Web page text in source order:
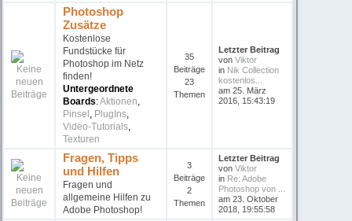
Photoshop
Zusätze
Kostenlose
Fundstücke für
Photoshop im Netz
finden!
Untergeordnete
Boards:Aktionen,
Pinsel , PlugIns,
Video-Tutorials,
Texturen
35
Beiträge
23
Themen
Letzter Beitrag
vonViktor
in Nik Collection
kostenlos...
am 25. März
2016, 15:43:19
Fragen, Tipps
und Hilfen
Fragen und
allgemeine Hilfen zu
Adobe Photoshop!
3
Beiträge
2
Themen
Letzter Beitrag
vonViktor
in Re: Adobe
Photoshop von ...
am 23. Oktober
2018, 19:55:58